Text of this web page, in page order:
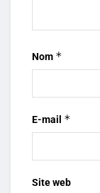
Nom *
E-mail *
Site web